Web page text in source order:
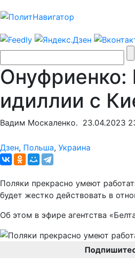
Онуфриенко:
идиллии с
Вадим Москаленко. 23.04.2023
Дзен, Польша, Украина
Поляки прекрасно умеют
будет жестко действовать в
Об этом в эфире агентства